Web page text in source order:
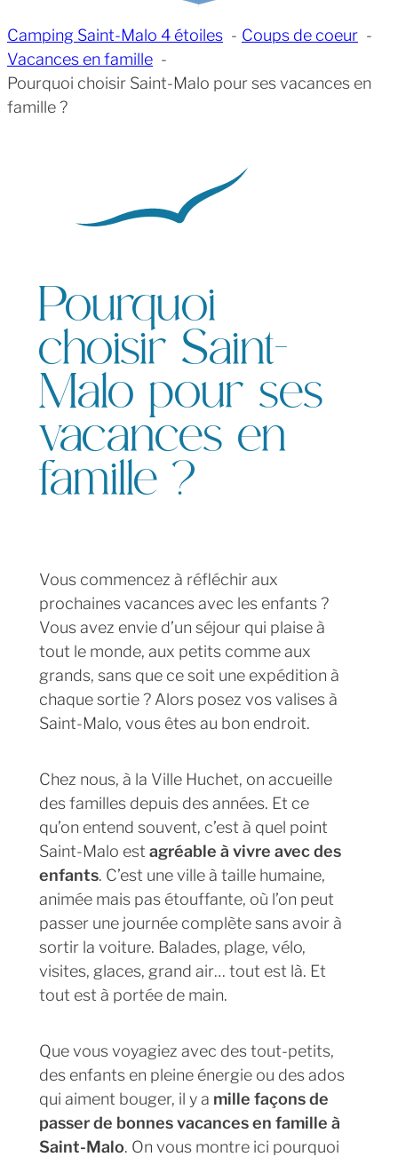
Camping Saint-Malo 4 étoiles
Coups de coeur
Vacances en famille
Pourquoi choisir Saint-Malo pour ses vacances en
famille ?
Pourquoi
choisir Saint-
Malo pour ses
vacances en
famille ?
Vous commencez à réfléchir aux
prochaines vacances avec les enfants ?
Vous avez envie d’un séjour qui plaise à
tout le monde, aux petits comme aux
grands, sans que ce soit une expédition à
chaque sortie ? Alors posez vos valises à
Saint-Malo, vous êtes au bon endroit.
Chez nous, à la Ville Huchet, on accueille
des familles depuis des années. Et ce
qu’on entend souvent, c’est à quel point
Saint-Malo est agréable à vivre avec des
enfants. C’est une ville à taille humaine,
animée mais pas étouffante, où l’on peut
passer une journée complète sans avoir à
sortir la voiture. Balades, plage, vélo,
visites, glaces, grand air… tout est là. Et
tout est à portée de main.
Que vous voyagiez avec des tout-petits,
des enfants en pleine énergie ou des ados
qui aiment bouger, il y a mille façons de
passer de bonnes vacances en famille à
Saint-Malo. On vous montre ici pourquoi